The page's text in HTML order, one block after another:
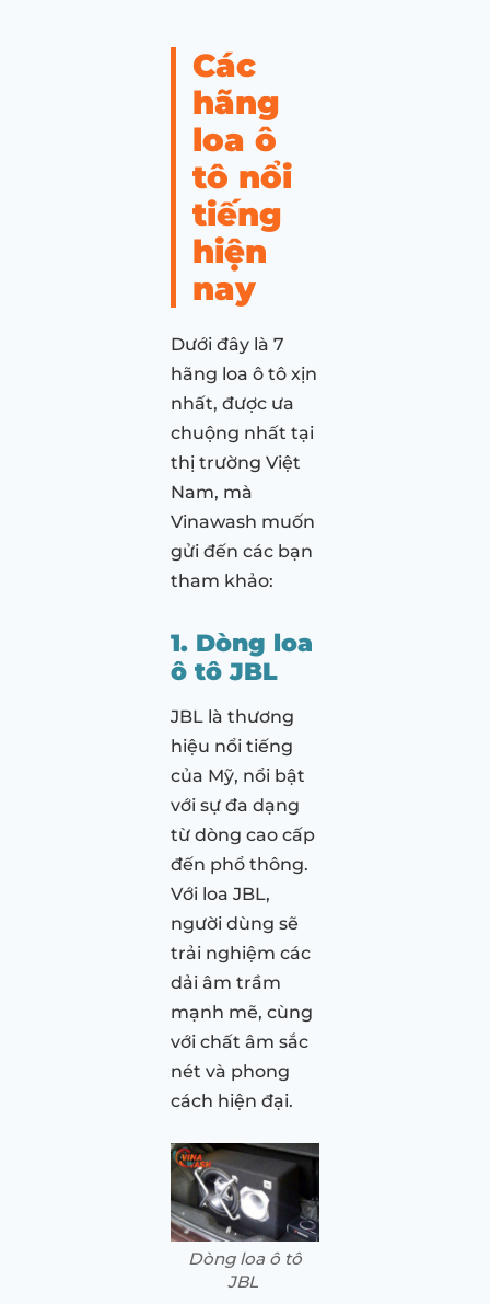
Các
hãng
loa ô
tô nổi
tiếng
hiện
nay
Dưới đây là 7
hãng loa ô tô xịn
nhất, được ưa
chuộng nhất tại
thị trường Việt
Nam, mà
Vinawash muốn
gửi đến các bạn
tham khảo:
1. Dòng loa
ô tô JBL
JBL là thương
hiệu nổi tiếng
của Mỹ, nổi bật
với sự đa dạng
từ dòng cao cấp
đến phổ thông.
Với loa JBL,
người dùng sẽ
trải nghiệm các
dải âm trầm
mạnh mẽ, cùng
với chất âm sắc
nét và phong
cách hiện đại.
Dòng loa ô tô
JBL